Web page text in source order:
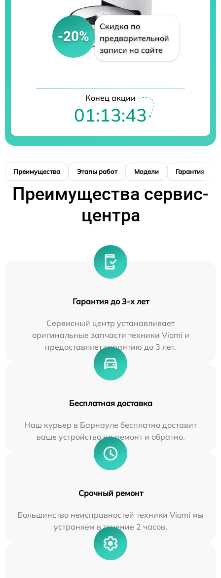
-20%
Скидка по
предварительной
записи на сайте
Конец акции
01:13:42
Преимущества Этапы работ Модели Гарантия
Преимущества сервис-
центра
Гарантия до 3-х лет
Сервисный центр устанавливает
оригинальные запчасти техники Viomi и
предоставляет гарантию до 3 лет.
Бесплатная доставка
Наш курьер в Барнауле бесплатно доставит
ваше устройство на ремонт и обратно.
Срочный ремонт
Большинство неисправностей техники Viomi мы
устраняем в течение 2 часов.